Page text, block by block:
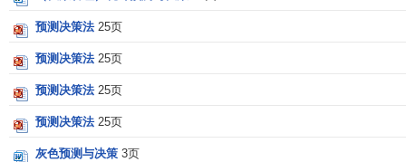
预测决策法 25页
预测决策法 25页
预测决策法 25页
预测决策法 25页
灰色预测与决策 3页